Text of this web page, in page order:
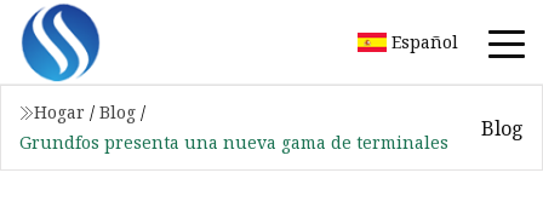
Español
Hogar / Blog /
Grundfos presenta una nueva gama de terminales
Blog